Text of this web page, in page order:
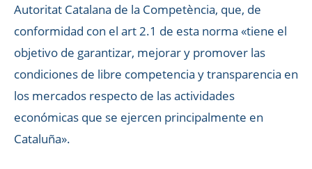
Autoritat Catalana de la Competència, que, de
conformidad con el art 2.1 de esta norma «tiene el
objetivo de garantizar, mejorar y promover las
condiciones de libre competencia y transparencia en
los mercados respecto de las actividades
económicas que se ejercen principalmente en
Cataluña».